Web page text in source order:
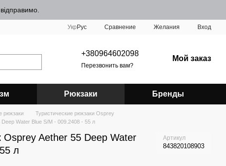
Укр Рус Сравнение Желания Вход
+380964602098
Перезвонить вам?
Мой заказ
Рюкзаки Бренды
рюкзаки
Туристические рюкзаки Osprey
Water Blue S/M - 009.2408 - 55 л
Osprey Aether 55 Deep Water
л
Артикул
843820108903